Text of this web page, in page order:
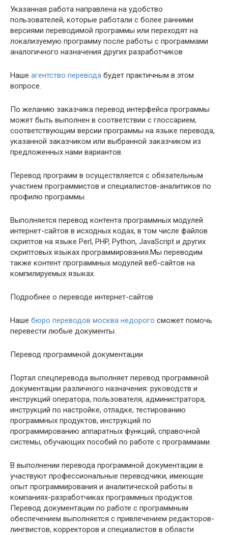
Указанная работа направлена на удобство
пользователей, которые работали с более ранними
версиями переводимой программы или переходят на
локализуемую программу после работы c программами
аналогичного назначения других разработчиков
Наше агентство перевода будет практичным в этом
вопросе.
По желанию заказчика перевод интерфейса программы
может быть выполнен в соответствии с глоссарием,
соответствующим версии программы на языке перевода,
указанной заказчиком или выбранной заказчиком из
предложенных нами вариантов.
Перевод программ в осуществляется с обязательным
участием программистов и специалистов-аналитиков по
профилю программы.
Выполняется перевод контента программных модулей
интернет-сайтов в исходных кодах, в том числе файлов
скриптов на языке Perl, PHP, Python, JavaScript и других
скриптовых языках программирования.Мы переводим
также контент программных модулей веб-сайтов на
компилируемых языках.
Подробнее о переводе интернет-сайтов
Наше бюро переводов москва недорого сможет помочь
перевести любые документы.
Перевод программной документации
Портал спецперевода выполняет перевод программной
документации различного назначения: руководств и
инструкций оператора, пользователя, администратора,
инструкций по настройке, отладке, тестированию
программных продуктов, инструкций по
программированию аппаратных функций, справочной
системы, обучающих пособий по работе с программами.
В выполнении перевода программной документации в
участвуют профессиональные переводчики, имеющие
опыт программирования и аналитической работы в
компаниях-разработчиках программных продуктов.
Перевод документации по работе с программным
обеспечением выполняется с привлечением редакторов-
лингвистов, корректоров и специалистов в области